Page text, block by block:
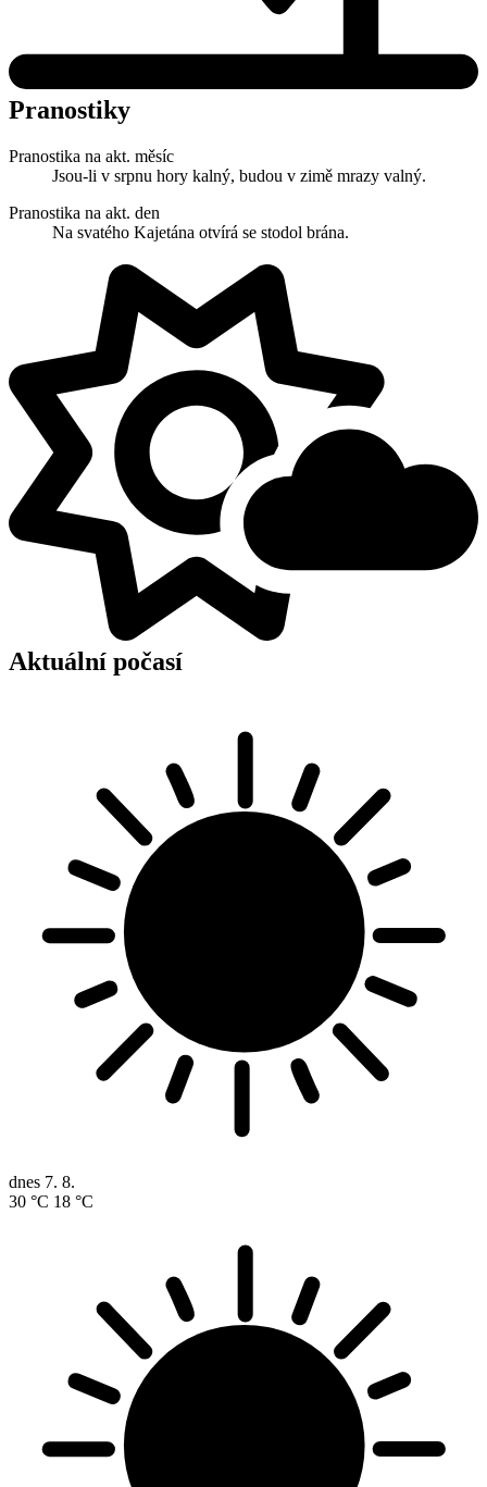
Pranostiky
Pranostika na akt. měsíc
Jsou-li v srpnu hory kalný, budou v zimě mrazy valný.
Pranostika na akt. den
Na svatého Kajetána otvírá se stodol brána.
Aktuální počasí
dnes 7. 8.
30 °C 18 °C